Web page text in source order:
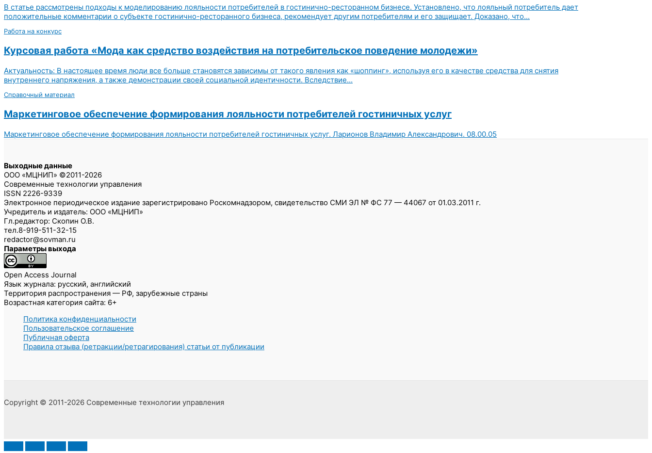
В статье рассмотрены подходы к моделированию лояльности потребителей в гостинично-ресторанном бизнесе. Установлено, что лояльный потребитель дает
положительные комментарии о субъекте гостинично-ресторанного бизнеса, рекомендует другим потребителям и его защищает. Доказано, что...
Работа на конкурс
Курсовая работа «Мода как средство воздействия на потребительское поведение молодежи»
Актуальность: В настоящее время люди все больше становятся зависимы от такого явления как «шоппинг», используя его в качестве средства для снятия
внутреннего напряжения, а также демонстрации своей социальной идентичности. Вследствие...
Справочный материал
Маркетинговое обеспечение формирования лояльности потребителей гостиничных услуг
Маркетинговое обеспечение формирования лояльности потребителей гостиничных услуг. Ларионов Владимир Александрович. 08.00.05
Выходные данные
ООО «МЦНИП» ©2011-2026
Современные технологии управления
ISSN 2226-9339
Электронное периодическое издание зарегистрировано Роскомнадзором, свидетельство СМИ ЭЛ № ФС 77 — 44067 от 01.03.2011 г.
Учредитель и издатель: ООО «МЦНИП»
Гл.редактор: Скопин О.В.
тел.8-919-511-32-15
redactor@sovman.ru
Параметры выхода
Open Access Journal
Язык журнала: русский, английский
Территория распространения — РФ, зарубежные страны
Возрастная категория сайта: 6+
Политика конфиденциальности
Пользовательское соглашение
Публичная оферта
Правила отзыва (ретракции/ретрагирования) статьи от публикации
Copyright © 2011-2026 Современные технологии управления